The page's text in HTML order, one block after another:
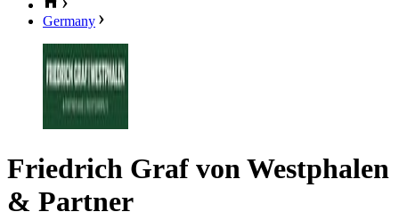
Germany
Friedrich Graf von Westphalen
& Partner